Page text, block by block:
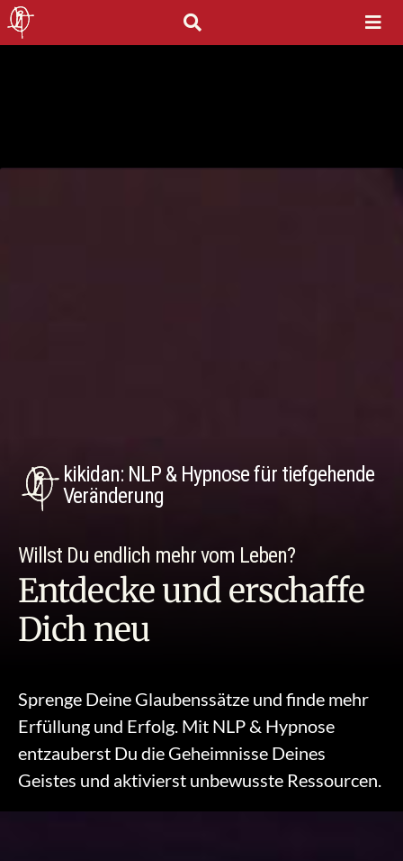
kikidan: NLP & Hypnose für tiefgehende
Veränderung
Willst Du endlich mehr vom Leben?
Entdecke und erschaffe
Dich neu
Sprenge Deine Glaubenssätze und finde mehr
Erfüllung und Erfolg. Mit NLP & Hypnose
entzauberst Du die Geheimnisse Deines
Geistes und aktivierst unbewusste Ressourcen.